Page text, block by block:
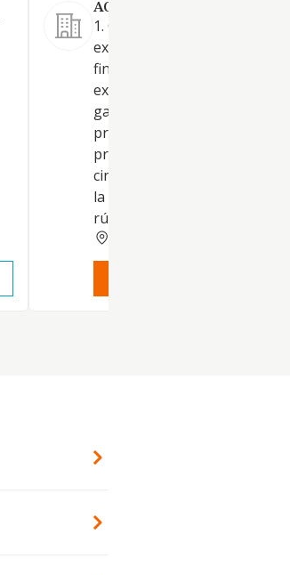
AGROPECUARIA DAGA S.L.
1. Compraventa,
explotación y administración
fincas rústicas y urbanas y de
explotaciones agrícolas y
ganaderas, la cría de
producción, promoción y
productos agrícolas,
cinegéticos, forestales y
la dirección técnica de fincas
rústicas, la.